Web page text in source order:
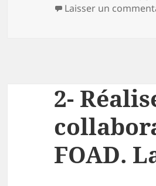
Laisser un
2-
FOAD.